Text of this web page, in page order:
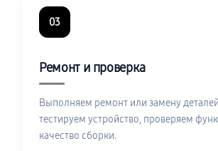
03
Ремонт и проверка
Выполняем ремонт или замену
тестируем устройство, проверяем
качество сборки.